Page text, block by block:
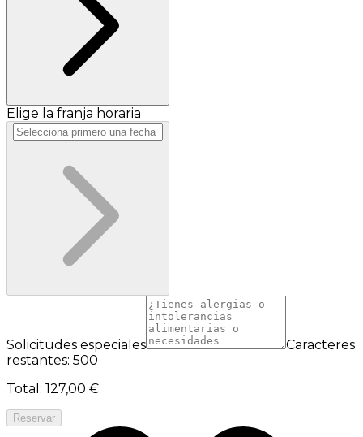
Elige la franja horaria
Solicitudes especiales
Caracteres
restantes: 500
Total : 127,00 €
Reservar